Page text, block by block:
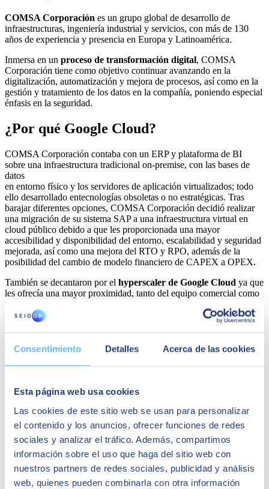
Consentimiento Detalles Acerca de las cookies
Esta página web usa cookies
Las cookies de este sitio web se usan para personalizar
el contenido y los anuncios, ofrecer funciones de redes
sociales y analizar el tráfico. Además, compartimos
información sobre el uso que haga del sitio web con
nuestros partners de redes sociales, publicidad y análisis
web, quienes pueden combinarla con otra información
COMSA Corporación es un grupo global de desarrollo de
infraestructuras, ingeniería industrial y servicios, con más de 130
años de experiencia y presencia en Europa y Latinoamérica.
Inmersa en un proceso de transformación digital, COMSA
Corporación tiene como objetivo continuar avanzando en la
digitalización, automatización y mejora de procesos, así como en la
gestión y tratamiento de los datos en la compañía, poniendo especial
énfasis en la seguridad.
¿Por qué Google Cloud?
COMSA Corporación contaba con un ERP y plataforma de BI
sobre una infraestructura tradicional on-premise, con las bases de
datos
en entorno físico y los servidores de aplicación virtualizados; todo
ello desarrollado entecnologías obsoletas o no estratégicas. Tras
barajar diferentes opciones, COMSA Corporación decidió realizar
una migración de su sistema SAP a una infraestructura virtual en
cloud público debido a que les proporcionada una mayor
accesibilidad y disponibilidad del entorno, escalabilidad y seguridad
mejorada, así como una mejora del RTO y RPO, además de la
posibilidad del cambio de modelo financiero de CAPEX a OPEX.
También se decantaron por el hyperscaler de Google Cloud ya que
les ofrecía una mayor proximidad, tanto del equipo comercial como
técnico, para configurar conjuntamente con
que mejor se adaptaba a sus necesidades, así como soporte y
asesoramiento continuo, una mayor flexibilidad a la hora de
negociar las condiciones contractuales y el mejor paquete de ayudas
económicas para la adopción del cloud. COMSA Corporación